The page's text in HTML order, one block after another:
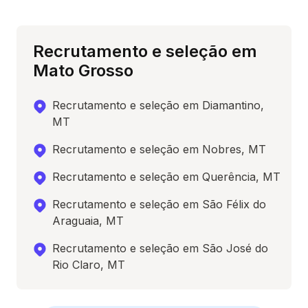
Recrutamento e seleção em
Mato Grosso
Recrutamento e seleção em Diamantino,
MT
Recrutamento e seleção em Nobres, MT
Recrutamento e seleção em Querência, MT
Recrutamento e seleção em São Félix do
Araguaia, MT
Recrutamento e seleção em São José do
Rio Claro, MT